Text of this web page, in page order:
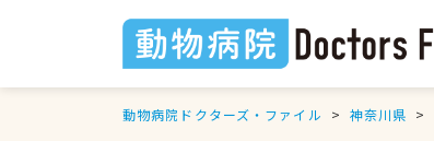
動物病院ドクターズ・ファイル 神奈川県